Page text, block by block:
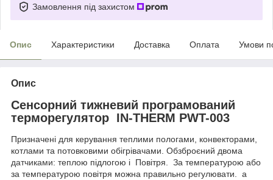
Замовлення під захистом
Опис Характеристики Доставка Оплата Умови
Опис
Сенсорний тижневий програмований
терморегулятор IN-THERM PWT-003
Призначені для керування теплими пологами, конвекторами,
котлами та потовковими обігрівачами. Обзброєний двома
датчиками: теплою підлогою і Повітря. За температурою або
за температурою повітря можна правильно регулювати. а